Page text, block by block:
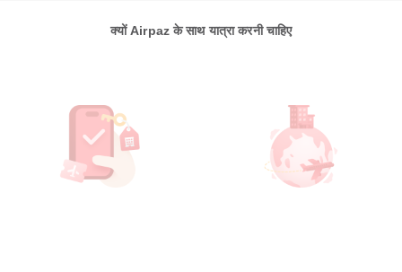
क्यों Airpaz के साथ यात्रा करनी चाहिए